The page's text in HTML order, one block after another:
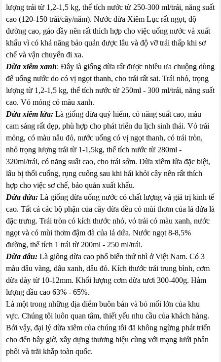
lượng trái từ 1,2-1,5 kg, thể tích nước từ 250-300 ml/trái, năng suất
cao (120-150 trái/cây/năm). Nước dừa Xiêm Lục rất ngọt, độ
đường cao, gáo dầy nên rất thích hợp cho việc uống nước và xuất
khẩu vì có khả năng bảo quản được lâu và độ vỡ trái thấp khi sơ
chế và vận chuyển đi xa.
Dừa xiêm xanh: Đây là giống dừa rất được nhiều ưa chuộng dùng
để uống nước do có vị ngọt thanh, cho trái rất sai. Trái nhỏ, trọng
lượng từ 1,2-1,5 kg, thể tích nước từ 250ml - 300 ml/trái, năng suất
cao. Vỏ mỏng có màu xanh.
Dừa xiêm lửa:Là giống dừa quý hiếm, có năng suất cao, màu
cam sáng rất đẹp, phù hợp cho phát triển du lịch sinh thái. Vỏ trái
mỏng, có màu nâu đỏ, nước uống có vị ngọt thanh, có trái tròn,
nhỏ trọng lượng trái từ 1-1,5kg, thể tích nước từ 280ml -
320ml/trái, có năng suất cao, cho trái sớm. Dừa xiêm lửa đặc biệt,
lâu bị thối cuống, rụng cuống sau khi hái khỏi cây nên rất thích
hợp cho việc sơ chế, bảo quản xuất khẩu.
Dừa dứa:Là giống dừa uống nước có chất lượng và giá trị kinh tế
cao. Tất cả các bộ phận của cây dừa đều có mùi thơm của lá dứa là
đặc trưng. Trái tròn có kích thước nhỏ, vỏ trái có màu xanh, nước
ngọt và có mùi thơm đậm đà của lá dứa. Nước ngọt 8-8,5%
đường, thể tích 1 trái từ 200ml - 250 ml/trái.
Dừa dâu:Là giống dừa cao phổ biến thứ nhì ở Việt Nam. Có 3
màu dâu vàng, dâu xanh, dâu đỏ. Kích thước trái trung bình, cơm
dừa dày từ 10-12mm. Khối lượng cơm dừa tươi 300-400g. Hàm
lượng dầu cao 63% - 65%.
Là một trong những địa điểm buôn bán và bỏ mối lớn của khu
vực. Chúng tôi luôn quan tâm, thiết yếu nhu cầu của khách hàng.
Bởi vậy, đại lý dừa xiêm của chúng tôi đã không ngừng phát triển
cho đến bây giờ, xây dựng thương hiệu cùng với mạng lưới phân
phối và trãi khắp toàn quốc.